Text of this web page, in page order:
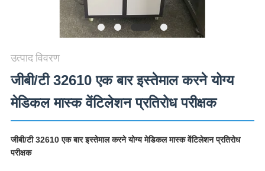
SITEMAP
PRIVACY
POLICY
उत्पाद विवरण
जीबी/टी 32610 एक बार इस्तेमाल करने योग्य
मेडिकल मास्क वेंटिलेशन प्रतिरोध परीक्षक
जीबी/टी 32610 एक बार इस्तेमाल करने योग्य मेडिकल मास्क वेंटिलेशन प्रतिरोध
परीक्षक